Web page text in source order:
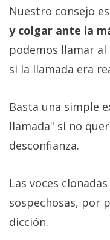
Nuestro consejo es
y colgar ante la
podemos llamar
si la llamada era
Basta una simple
llamada" si no
desconfianza.
Las voces
sospechosas, por
dicción.